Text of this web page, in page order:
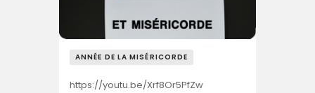
ANNÉE DE LA MISÉRICORDE
https://youtu.be/Xrf8Or5PfZw